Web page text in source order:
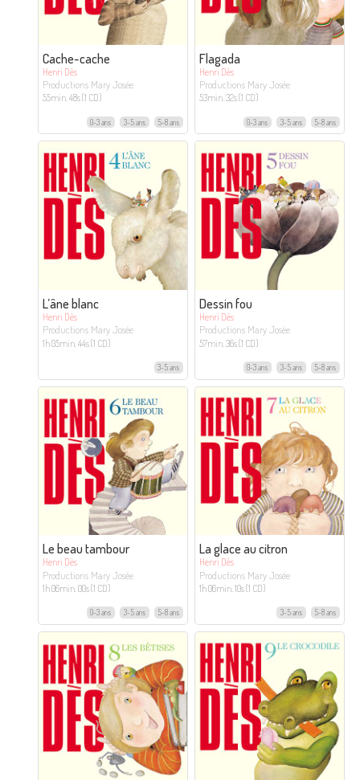
Cache-cache
Henri Dès
Productions Mary Josée
55min. 48s (1 CD)
0-3 ans 3-5 ans 5-8 ans
Flagada
Henri Dès
Productions Mary Josée
53min. 32s (1 CD)
0-3 ans 3-5 ans 5-8 ans
L’âne blanc
Henri Dès
Productions Mary Josée
1h 05min. 44s (1 CD)
3-5 ans
Dessin fou
Henri Dès
Productions Mary Josée
57min. 36s (1 CD)
0-3 ans 3-5 ans 5-8 ans
Le beau tambour
Henri Dès
Productions Mary Josée
1h 06min. 00s (1 CD)
0-3 ans 3-5 ans 5-8 ans
La glace au citron
Henri Dès
Productions Mary Josée
1h 06min. 10s (1 CD)
3-5 ans 5-8 ans